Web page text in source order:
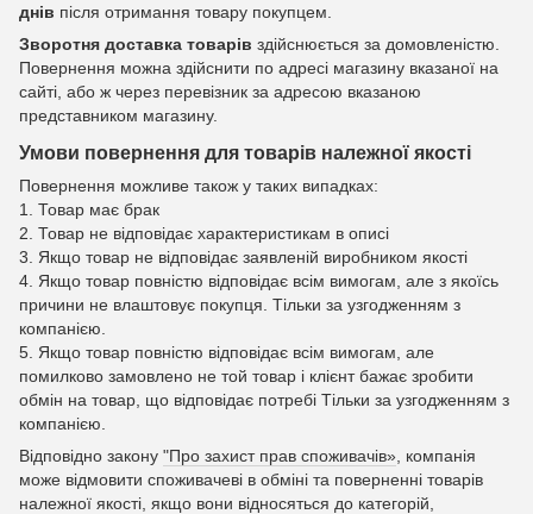
днів після отримання товару покупцем.
Зворотня доставка товарів здійснюється за домовленістю.
Повернення можна здійснити по адресі магазину вказаної на
сайті, або ж через перевізник за адресою вказаною
представником магазину.
Умови повернення для товарів належної якості
Повернення можливе також у таких випадках:
1. Товар має брак
2. Товар не відповідає характеристикам в описі
3. Якщо товар не відповідає заявленій виробником якості
4. Якщо товар повністю відповідає всім вимогам, але з якоїсь
причини не влаштовує покупця. Тільки за узгодженням з
компанією.
5. Якщо товар повністю відповідає всім вимогам, але
помилково замовлено не той товар і клієнт бажає зробити
обмін на товар, що відповідає потребі Тільки за узгодженням з
компанією.
Відповідно закону "Про захист прав споживачів» , компанія
може відмовити споживачеві в обміні та поверненні товарів
належної якості, якщо вони відносяться до категорій,